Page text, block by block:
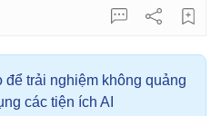
để trải nghiệm không quảng
các tiện ích AI